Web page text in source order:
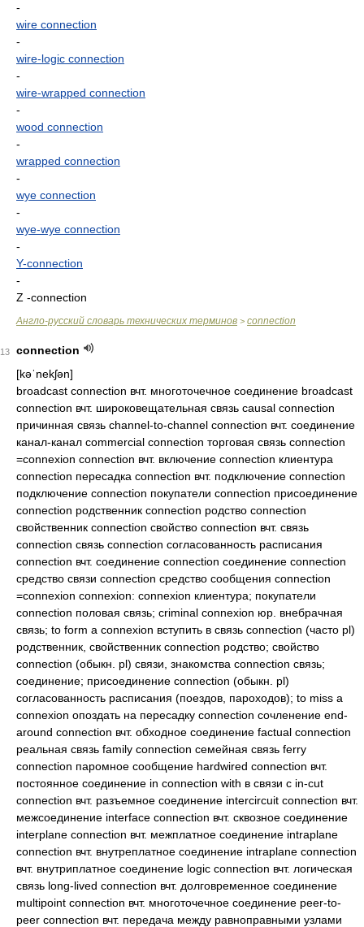
-
wire connection
-
wire-logic connection
-
wire-wrapped connection
-
wood connection
-
wrapped connection
-
wye connection
-
wye-wye connection
-
Y-connection
-
Z -connection
Англо-русский словарь технических терминов > connection
13
connection
[kəˈnekʃən]
broadcast connection вчт. многоточечное соединение broadcast
connection вчт. широковещательная связь causal connection
причинная связь channel-to-channel connection вчт. соединение
канал-канал commercial connection торговая связь connection
=connexion connection вчт. включение connection клиентура
connection пересадка connection вчт. подключение connection
подключение connection покупатели connection присоединение
connection родственник connection родство connection
свойственник connection свойство connection вчт. связь
connection связь connection согласованность расписания
connection вчт. соединение connection соединение connection
средство связи connection средство сообщения connection
=connexion connexion: connexion клиентура; покупатели
connection половая связь; criminal connexion юр. внебрачная
связь; to form a connexion вступить в связь connection (часто pl)
родственник, свойственник connection родство; свойство
connection (обыкн. pl) связи, знакомства connection связь;
соединение; присоединение connection (обыкн. pl)
согласованность расписания (поездов, пароходов); to miss a
connexion опоздать на пересадку connection сочленение end-
around connection вчт. обходное соединение factual connection
реальная связь family connection семейная связь ferry
connection паромное сообщение hardwired connection вчт.
постоянное соединение in connection with в связи с in-cut
connection вчт. разъемное соединение intercircuit connection вчт.
межсоединение interface connection вчт. сквозное соединение
interplane connection вчт. межплатное соединение intraplane
connection вчт. внутреплатное соединение intraplane connection
вчт. внутриплатное соединение logic connection вчт. логическая
связь long-lived connection вчт. долговременное соединение
multipoint connection вчт. многоточечное соединение peer-to-
peer connection вчт. передача между равноправными узлами